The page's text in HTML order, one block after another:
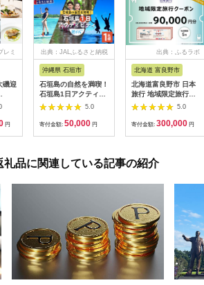
レミ
迎
惣
品
日
こ
円
出典：JALふるさと納税
沖縄県 石垣市
石垣島の自然を満喫！
石垣島1日アクティビ
ティ (利用券 1名様分)
5.0
寄付金額: 50,000 円
出典：ふるラボ
北海道 富良野市
北海道富良野市 日本
旅行 地域限定旅行ク
ーポン90,000円分
5.0
寄付金額: 300,000 円
品に関連している記事の紹介